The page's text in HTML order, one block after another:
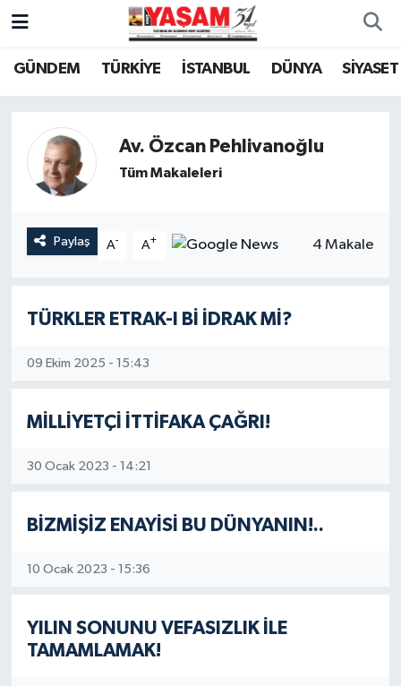
GÜNDEM TÜRKİYE İSTANBUL DÜNYA SİYASET
Av. Özcan Pehlivanoğlu
Tüm Makaleleri
Paylaş A- A+ 4 Makale
TÜRKLER ETRAK-I Bİ İDRAK Mİ?
09 Ekim 2025 - 15:43
MİLLİYETÇİ İTTİFAKA ÇAĞRI!
30 Ocak 2023 - 14:21
BİZMİŞİZ ENAYİSİ BU DÜNYANIN!..
10 Ocak 2023 - 15:36
YILIN SONUNU VEFASIZLIK İLE
TAMAMLAMAK!